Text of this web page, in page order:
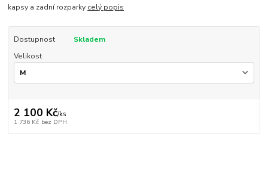
kapsy a zadní rozparky celý popis
Dostupnost
Skladem
Velikost
2 100 Kč/ks
1 736 Kč bez DPH